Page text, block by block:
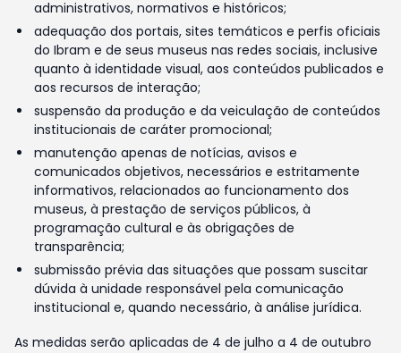
administrativos, normativos e históricos;
adequação dos portais, sites temáticos e perfis oficiais
do Ibram e de seus museus nas redes sociais, inclusive
quanto à identidade visual, aos conteúdos publicados e
aos recursos de interação;
suspensão da produção e da veiculação de conteúdos
institucionais de caráter promocional;
manutenção apenas de notícias, avisos e
comunicados objetivos, necessários e estritamente
informativos, relacionados ao funcionamento dos
museus, à prestação de serviços públicos, à
programação cultural e às obrigações de
transparência;
submissão prévia das situações que possam suscitar
dúvida à unidade responsável pela comunicação
institucional e, quando necessário, à análise jurídica.
As medidas serão aplicadas de 4 de julho a 4 de outubro